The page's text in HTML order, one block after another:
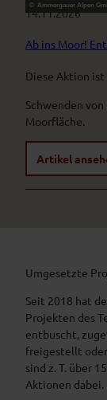
© Ammergauer Alpen
14.11.2026
Ab ins Moor!
Diese Aktion
Schwenden
Moorfläche.
Artikel
Umgesetzte
Seit 2018 hat
Projekten des
entbuscht,
freigestellt
sind z. T. über
Aktionen dabei.